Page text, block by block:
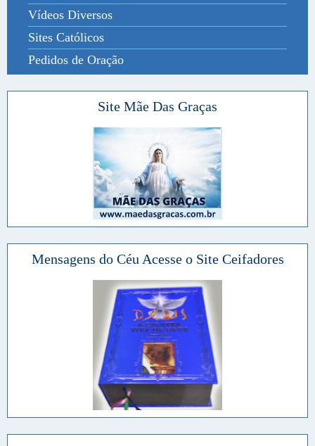
Vídeos Diversos
Sites Católicos
Pedidos de Oração
Site Mãe Das Graças
Mensagens do Céu Acesse o Site Ceifadores